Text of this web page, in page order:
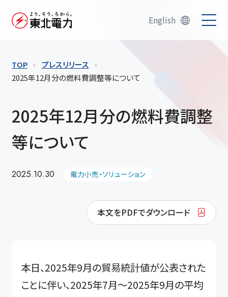
English
TOP
プレスリリース
2025年12月分の燃料費調整等について
2025年12月分の燃料費調整
等について
2025.10.30 電力小売・ソリューション
本文をPDFでダウンロード
本日、2025年9月の貿易統計値が公表された
ことに伴い、2025年7月～2025年9月の平均